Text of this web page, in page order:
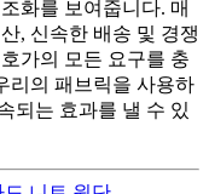
화를 보여줍니다. 매
, 신속한 배송 및 경쟁
가의 모든 요구를 충
리의 패브릭을 사용하
되는 효과를 낼 수 있